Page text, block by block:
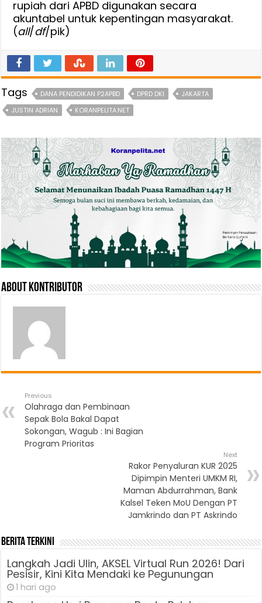
rupiah dari APBD digunakan secara
akuntabel untuk kepentingan masyarakat.
(all/df/pik)
Tags DANA PENDIDIKAN P2APBD DPRD DKI
JAKARTA
JUSTIN ADRIAN
KORANPELITA.NET
About Kontributor
Previous
Olahraga dan Pembinaan
Sepak Bola Bakal Dapat
Sokongan, Wagub : Ini Bagian
Program Prioritas
Next
Rakor Penyaluran KUR 2025
Dipimpin Menteri UMKM RI,
Maman Abdurrahman, Bank
Kalsel Teken MoU Dengan PT
Jamkrindo dan PT Askrindo
Berita Terkini
Langkah Jadi Ulin, AKSEL Virtual Run 2026! Dari
Pesisir, Kini Kita Mendaki ke Pegunungan
1 hari ago